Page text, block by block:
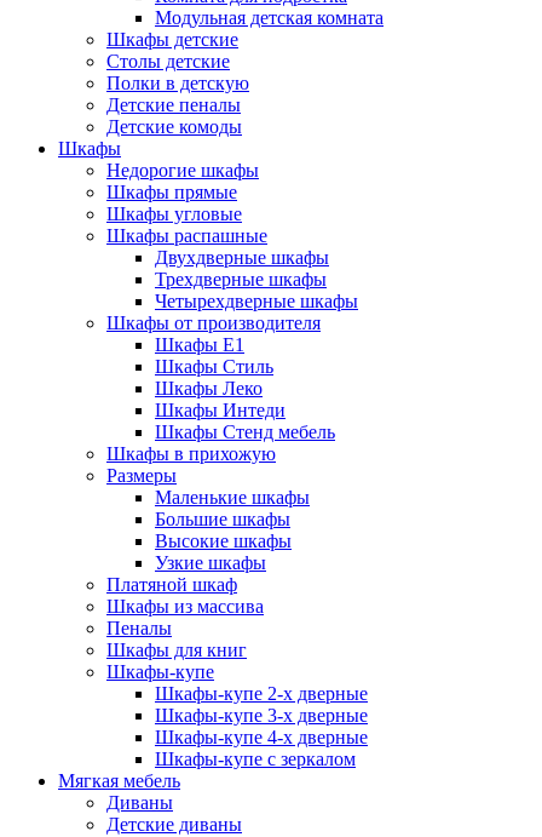
Модульная детская комната
Шкафы детские
Столы детские
Полки в детскую
Детские пеналы
Детские комоды
Шкафы
Недорогие шкафы
Шкафы прямые
Шкафы угловые
Шкафы распашные
Двухдверные шкафы
Трехдверные шкафы
Четырехдверные шкафы
Шкафы от производителя
Шкафы E1
Шкафы Стиль
Шкафы Леко
Шкафы Интеди
Шкафы Стенд мебель
Шкафы в прихожую
Размеры
Маленькие шкафы
Большие шкафы
Высокие шкафы
Узкие шкафы
Платяной шкаф
Шкафы из массива
Пеналы
Шкафы для книг
Шкафы-купе
Шкафы-купе 2-х дверные
Шкафы-купе 3-х дверные
Шкафы-купе 4-х дверные
Шкафы-купе с зеркалом
Мягкая мебель
Диваны
Детские диваны